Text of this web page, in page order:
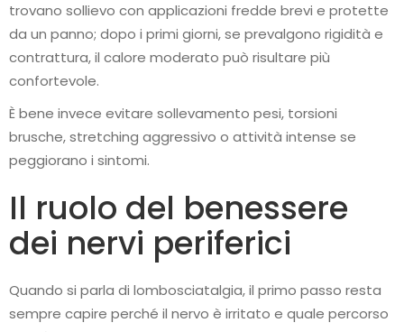
trovano sollievo con applicazioni fredde brevi e protette
da un panno; dopo i primi giorni, se prevalgono rigidità e
contrattura, il calore moderato può risultare più
confortevole.
È bene invece evitare sollevamento pesi, torsioni
brusche, stretching aggressivo o attività intense se
peggiorano i sintomi.
Il ruolo del benessere
dei nervi periferici
Quando si parla di lombosciatalgia, il primo passo resta
sempre capire perché il nervo è irritato e quale percorso